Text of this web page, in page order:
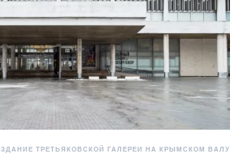
ЗДАНИЕ ТРЕТЬЯКОВСКОЙ ГАЛЕРЕИ НА КРЫМСКОМ ВАЛУ